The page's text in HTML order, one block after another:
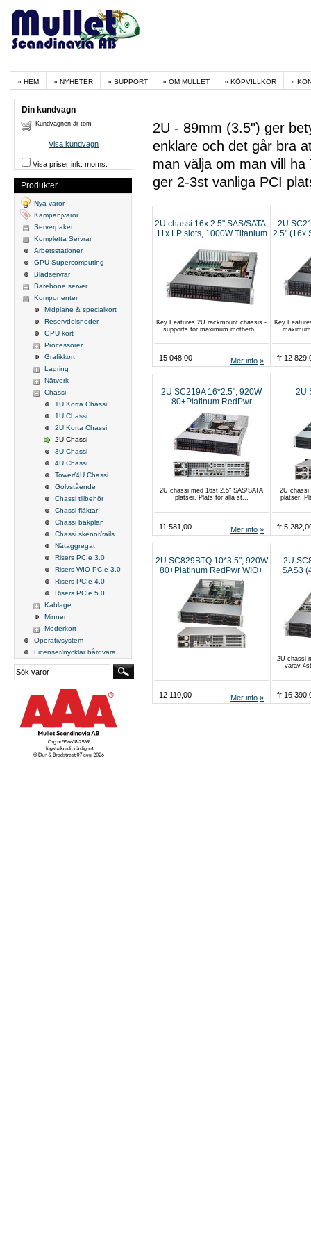
HEM NYHETER SUPPORT OM MULLET KÖPVILLKOR
2U - 89mm (3.5") ger
enklare och det går bra
man välja om man vill
ger 2-3st vanliga PCI
2U chassi 16x 2.5" SAS/SATA,
11x LP slots, 1000W Titanium
Key Features 2U rackmount chassis -
supports for maximum motherb...
15 048,00 Mer info
2U
2.5" (16x
Key
fr 12
2U SC219A 16*2.5", 920W
80+Platinum RedPwr
2U chassi med 16st 2.5" SAS/SATA
platser. Plats för alla st...
11 581,00 Mer info
2U
2U chassi
platser.
fr 5
2U SC829BTQ 10*3.5", 920W
80+Platinum RedPwr WIO+
12 110,00 Mer info
2U
SAS3
2U chassi
varav
fr 16
Din kundvagn
Kundvagnen är tom
Visa kundvagn
Visa priser ink. moms.
Produkter
Nya varor
Kampanjvaror
Serverpaket
Kompletta Servrar
Arbetsstationer
GPU Supercomputing
Bladservrar
Barebone server
Komponenter
Midplane & specialkort
Reservdelsnoder
GPU kort
Processorer
Grafikkort
Lagring
Nätverk
Chassi
1U Korta Chassi
1U Chassi
2U Korta Chassi
2U Chassi
3U Chassi
4U Chassi
Tower/4U Chassi
Golvstående
Chassi tillbehör
Chassi fläktar
Chassi bakplan
Chassi skenor/rails
Nätaggregat
Risers PCIe 3.0
Risers WIO PCIe 3.0
Risers PCIe 4.0
Risers PCIe 5.0
Kablage
Minnen
Moderkort
Operativsystem
Licenser/nycklar hårdvara